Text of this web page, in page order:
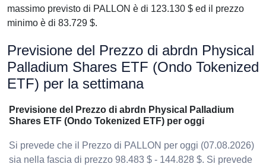
massimo previsto di PALLON è di 123.130 $ ed il prezzo
minimo è di 83.729 $.
Previsione del Prezzo di abrdn Physical
Palladium Shares ETF (Ondo Tokenized
ETF) per la settimana
Previsione del Prezzo di abrdn Physical Palladium
Shares ETF (Ondo Tokenized ETF) per oggi
Si prevede che il Prezzo di PALLON per oggi (07.08.2026)
sia nella fascia di prezzo 98.483 $ - 144.828 $. Si prevede